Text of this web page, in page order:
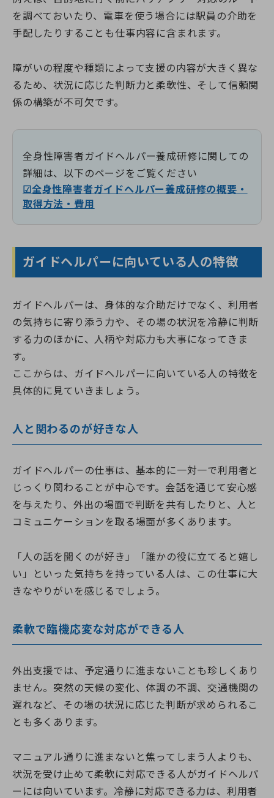
を調べておいたり、電車を使う場合には駅員の介助を
手配したりすることも仕事内容に含まれます。
障がいの程度や種類によって支援の内容が大きく異な
るため、状況に応じた判断力と柔軟性、そして信頼関
係の構築が不可欠です。
全身性障害者ガイドヘルパー養成研修に関しての
詳細は、以下のページをご覧ください
☑全身性障害者ガイドヘルパー養成研修の概要・
取得方法・費用
ガイドヘルパーに向いている人の特徴
ガイドヘルパーは、身体的な介助だけでなく、利用者
の気持ちに寄り添う力や、その場の状況を冷静に判断
する力のほかに、人柄や対応力も大事になってきま
す。
ここからは、ガイドヘルパーに向いている人の特徴を
具体的に見ていきましょう。
人と関わるのが好きな人
ガイドヘルパーの仕事は、基本的に一対一で利用者と
じっくり関わることが中心です。会話を通じて安心感
を与えたり、外出の場面で判断を共有したりと、人と
コミュニケーションを取る場面が多くあります。
「人の話を聞くのが好き」「誰かの役に立てると嬉し
い」といった気持ちを持っている人は、この仕事に大
きなやりがいを感じるでしょう。
柔軟で臨機応変な対応ができる人
外出支援では、予定通りに進まないことも珍しくあり
ません。突然の天候の変化、体調の不調、交通機関の
遅れなど、その場の状況に応じた判断が求められるこ
とも多くあります。
マニュアル通りに進まないと焦ってしまう人よりも、
状況を受け止めて柔軟に対応できる人がガイドヘルパ
ーには向いています。冷静に対応できる力は、利用者